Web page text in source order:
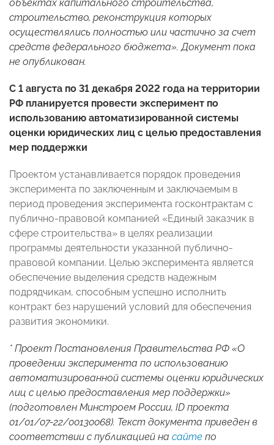
объектах капитального строительства,
строительство, реконструкция которых
осуществлялись полностью или частично за счет
средств федерального бюджета». Документ пока
не опубликован.
С 1 августа по 31 декабря 2022 года на территории
РФ планируется провести эксперимент по
использованию автоматизированной системы
оценки юридических лиц с целью предоставления
мер поддержки
Проектом устанавливается порядок проведения
эксперимента по заключенным и заключаемым в
период проведения эксперимента госконтрактам с
публично-правовой компанией «Единый заказчик в
сфере строительства» в целях реализации
программы деятельности указанной публично-
правовой компании. Целью эксперимента является
обеспечение выделения средств надежным
подрядчикам, способным успешно исполнить
контракт без нарушений условий для обеспечения
развития экономики.
* Проект Постановления Правительства РФ «О
проведении эксперимента по использованию
автоматизированной системы оценки юридических
лиц с целью предоставления мер поддержки»
(подготовлен Минстроем России, ID проекта
01/01/07-22/00130068). Текст документа приведен в
соответствии с публикацией на сайте по